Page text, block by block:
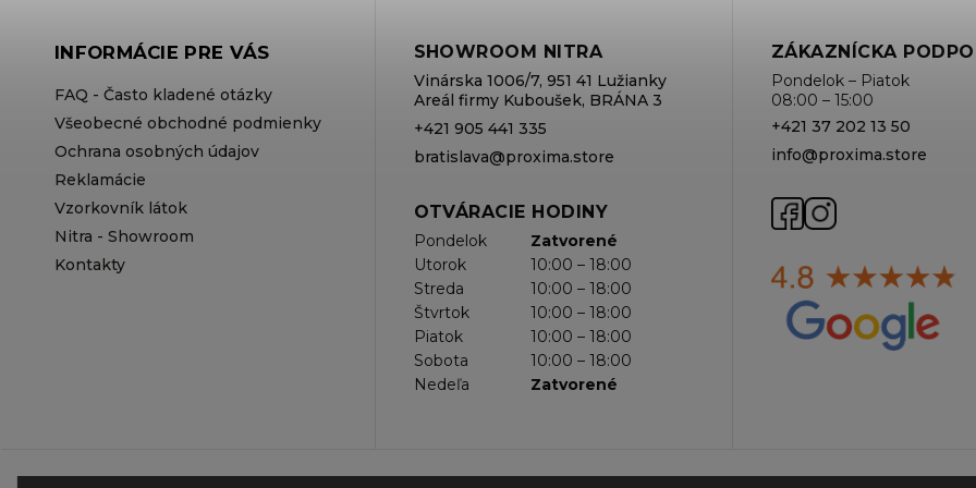
INFORMÁCIE PRE VÁS
FAQ - Často kladené otázky
Všeobecné obchodné podmienky
Ochrana osobných údajov
Reklamácie
Vzorkovník látok
Nitra - Showroom
Kontakty
SHOWROOM NITRA
Vinárska 1006/7, 951 41 Lužianky
Areál firmy Kuboušek, BRÁNA 3
+421 905 441 335
bratislava@proxima.store
OTVÁRACIE HODINY
Pondelok
Zatvorené
Utorok
10:00 – 18:00
Streda
10:00 – 18:00
Štvrtok
10:00 – 18:00
Piatok
10:00 – 18:00
Sobota
10:00 – 18:00
Nedeľa
Zatvorené
ZÁKAZNÍCKA
Pondelok – Piatok
08:00 – 15:00
+421 37 202 13 50
info@proxima.store